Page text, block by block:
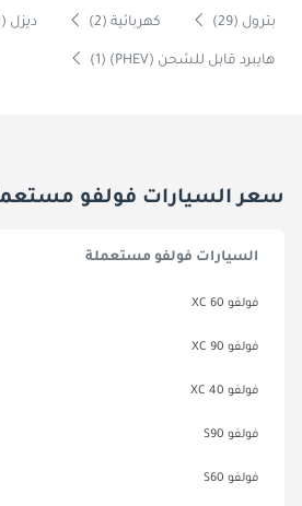
بترول (29) كهربائية (2) ديزل (1)
هايبرد قابل للشحن (PHEV) (1)
سعر السيارات فولفو
السيارات فولفو مستعملة
فولفو XC 60
فولفو XC 90
فولفو XC 40
فولفو S90
فولفو S60